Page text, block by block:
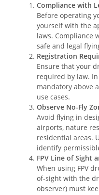
Compliance with
Before operating
yourself with the
laws. Compliance
safe and legal
Registration
Ensure that your
required by law.
mandatory above
use cases.
Observe No-Fly
Avoid flying in
airports, nature
residential areas.
identify
FPV Line of Sight
When using FPV
of-sight with the
observer) must